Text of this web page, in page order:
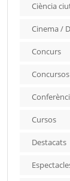
Ciència
Cinema /
Concurs
Concursos
Cursos
Destacats